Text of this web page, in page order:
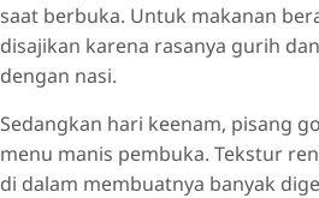
saat berbuka. Untuk makanan
disajikan karena rasanya gurih
dengan nasi.
Sedangkan hari keenam, pisang
menu manis pembuka. Tekstur
di dalam membuatnya banyak